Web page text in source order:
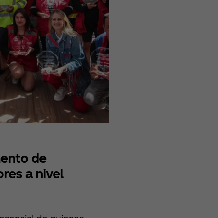
de
a nivel